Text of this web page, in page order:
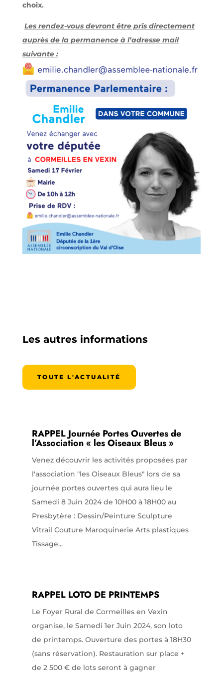
choix.
Les rendez-vous devront être pris directement
auprès de la permanence à l’adresse mail
suivante :
Les autres informations
TOUTE L'ACTUALITÉ
RAPPEL Journée Portes Ouvertes de
l’Association « les Oiseaux Bleus »
Venez découvrir les activités proposées par
l'association "les Oiseaux Bleus" lors de sa
journée portes ouvertes qui aura lieu le
Samedi 8 Juin 2024 de 10H00 à 18H00 au
Presbytère : Dessin/Peinture Sculpture
Vitrail Couture Maroquinerie Arts plastiques
Tissage...
RAPPEL LOTO DE PRINTEMPS
Le Foyer Rural de Cormeilles en Vexin
organise, le Samedi 1er Juin 2024, son loto
de printemps. Ouverture des portes à 18H30
(sans réservation). Restauration sur place +
de 2 500 € de lots seront à gagner